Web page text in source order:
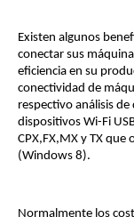
Existen algunos
conectar sus
eficiencia en su
conectividad de
respectivo análisis de
dispositivos Wi-Fi
CPX,FX,MX y TX
(Windows 8).
Normalmente los